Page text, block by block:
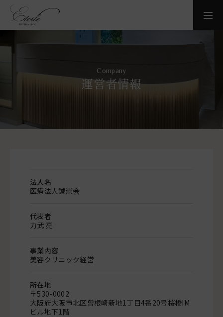
Company
運営者情報
法人名
医療法人誠崇会
代表者
力武 亮
事業内容
美容クリニック経営
所在地
〒530-0002
大阪府大阪市北区曽根崎新地1丁目4番20号桜橋IM
ビル地下1階